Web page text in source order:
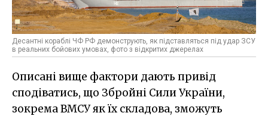
Десантні кораблі ЧФ РФ демонструють, як підставляться під удар ЗСУ
в реальних бойових умовах, фото з відкритих джерелах
Описані вище фактори дають привід
сподіватись, що Збройні Сили України,
зокрема ВМСУ як їх складова, зможуть